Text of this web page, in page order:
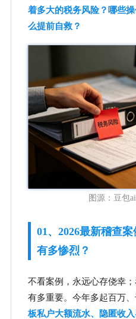
着多大的税务风险？哪些
么提前自救？
图源：豆包
01、2026最新稽查
有多惨烈？
不看案例，永远心存侥幸
有多重要。今年多起百万、
板私户大额流水、隐匿收